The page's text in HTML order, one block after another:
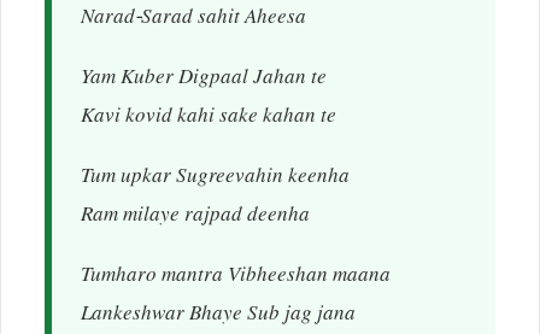
Narad-Sarad sahit Aheesa
Yam Kuber Digpaal Jahan te
Kavi kovid kahi sake kahan te
Tum upkar Sugreevahin keenha
Ram milaye rajpad deenha
Tumharo mantra Vibheeshan maana
Lankeshwar Bhaye Sub jag jana